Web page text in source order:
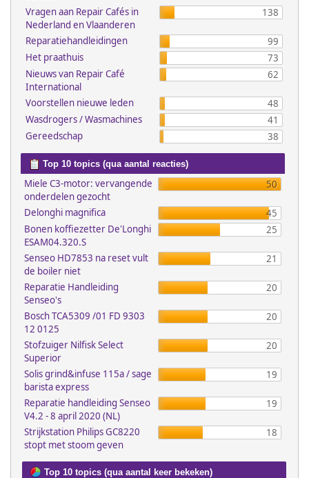
Vragen aan Repair Cafés in
Nederland en Vlaanderen
138
Reparatiehandleidingen
99
Het praathuis
73
Nieuws van Repair Café
International
62
Voorstellen nieuwe leden
48
Wasdrogers / Wasmachines
41
Gereedschap
38
Top 10 topics (qua aantal reacties)
Miele C3-motor: vervangende
onderdelen gezocht
50
Delonghi magnifica
45
Bonen koffiezetter De'Longhi
ESAM04.320.S
25
Senseo HD7853 na reset vult
de boiler niet
21
Reparatie Handleiding
Senseo's
20
Bosch TCA5309 /01 FD 9303
12 0125
20
Stofzuiger Nilfisk Select
Superior
20
Solis grind&infuse 115a / sage
barista express
19
Reparatie handleiding Senseo
V4.2 - 8 april 2020 (NL)
19
Strijkstation Philips GC8220
stopt met stoom geven
18
Top 10 topics (qua aantal keer bekeken)